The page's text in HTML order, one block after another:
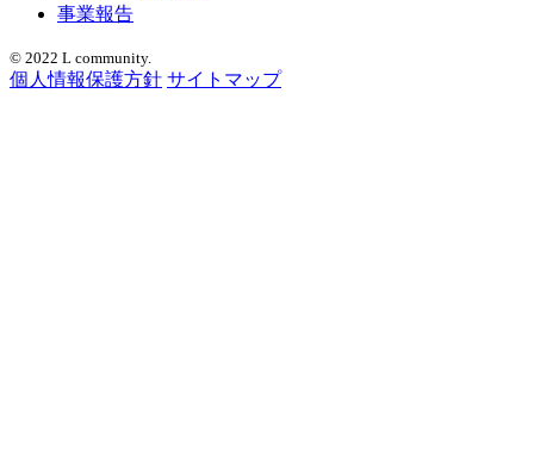
事業報告
© 2022 L community.
個人情報保護方針 サイトマップ